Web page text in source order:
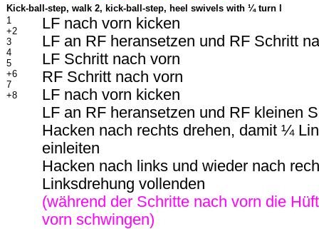
Kick-ball-step, walk 2, kick-ball-step, heel swivels with ¼ turn l
1
+2
3
4
5
+6
7
+8
LF nach vorn kicken
LF an RF heransetzen und RF Schritt
LF Schritt nach vorn
RF Schritt nach vorn
LF nach vorn kicken
LF an RF heransetzen und RF kleinen
Hacken nach rechts drehen, damit ¼
einleiten
Hacken nach links und wieder nach
Linksdrehung vollenden
(während der Schritte nach vorn die
vorn schwingen)